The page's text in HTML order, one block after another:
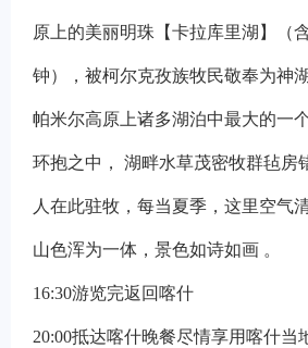
原上的美丽明珠【卡拉库里湖】（
钟），被柯尔克孜族牧民敬奉为神
帕米尔高原上诸多湖泊中最大的一
环抱之中， 湖畔水草茂密牧群毡房
人在此驻牧，每当夏季，这里空气
山色浑为一体，景色如诗如画 。
16:30游览完返回喀什
20:00抵达喀什晚餐尽情享用喀什当